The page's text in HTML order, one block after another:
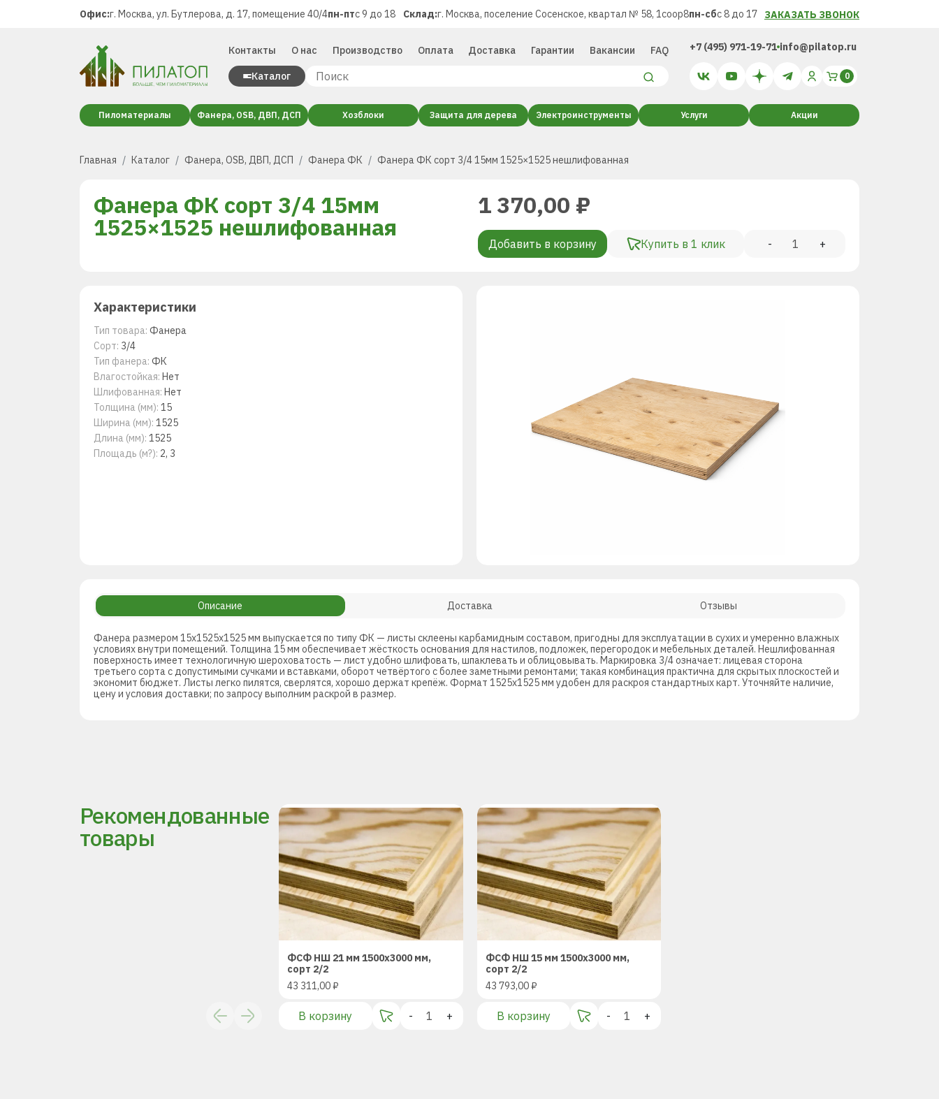
Офис:г. Москва, ул. Бутлерова, д. 17, помещение 40/4пн-птс 9 до 18 Склад:г. Москва, поселение Сосенское, квартал № 58, 1соор8пн-сбс 8 до 17 ЗАКАЗАТЬ ЗВОНОК
Контакты О нас Производство Оплата Доставка Гарантии Вакансии FAQ
Каталог
+7 (495) 971-19-71 info@pilatop.ru
Пиломатериалы Фанера, OSB, ДВП, ДСП Хозблоки Защита для дерева Электроинструменты Услуги Акции
Главная Каталог Фанера, OSB, ДВП, ДСП Фанера ФК Фанера ФК сорт 3/4 15мм 1525×1525 нешлифованная
Фанера ФК сорт 3/4 15мм
1525×1525 нешлифованная
1 370,00 ₽
Добавить в корзину Купить в 1 клик - +
Характеристики
Тип товара: Фанера
Сорт: 3/4
Тип фанера: ФК
Влагостойкая: Нет
Шлифованная: Нет
Толщина (мм): 15
Ширина (мм): 1525
Длина (мм): 1525
Площадь (м?): 2, 3
Описание Доставка Отзывы
Фанера размером 15х1525х1525 мм выпускается по типу ФК — листы склеены карбамидным составом, пригодны для эксплуатации в сухих и умеренно влажных
условиях внутри помещений. Толщина 15 мм обеспечивает жёсткость основания для настилов, подложек, перегородок и мебельных деталей. Нешлифованная
поверхность имеет технологичную шероховатость — лист удобно шлифовать, шпаклевать и облицовывать. Маркировка 3/4 означает: лицевая сторона
третьего сорта с допустимыми сучками и вставками, оборот четвёртого с более заметными ремонтами; такая комбинация практична для скрытых плоскостей и
экономит бюджет. Листы легко пилятся, сверлятся, хорошо держат крепёж. Формат 1525х1525 мм удобен для раскроя стандартных карт. Уточняйте наличие,
цену и условия доставки; по запросу выполним раскрой в размер.
Рекомендованные
товары
ФСФ НШ 21 мм 1500х3000 мм,
сорт 2/2
43 311,00₽
В корзину - +
ФСФ НШ 15 мм 1500х3000 мм,
сорт 2/2
43 793,00₽
В корзину - +